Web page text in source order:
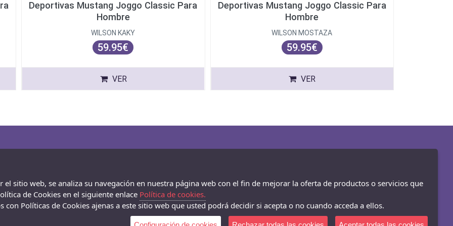
Deportivas Mustang Joggo Classic Para
Hombre
WILSON KAKY
59.95€
VER
Deportivas Mustang Joggo Classic Para
Hombre
WILSON MOSTAZA
59.95€
VER
sitio web, se analiza su navegación en nuestra página web con el fin de mejorar la oferta de productos o servicios que
de Cookies en el siguiente enlace Política de cookies.
Políticas de Cookies ajenas a este sitio web que usted podrá decidir si acepta o no cuando acceda a ellos.